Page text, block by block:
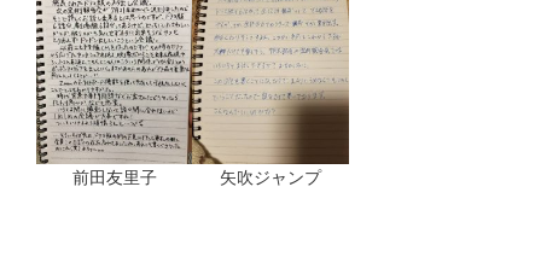
前田友里子 矢吹ジャンプ